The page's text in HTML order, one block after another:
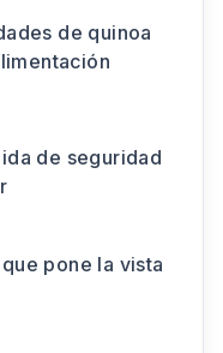
de quinoa
de seguridad
pone la vista